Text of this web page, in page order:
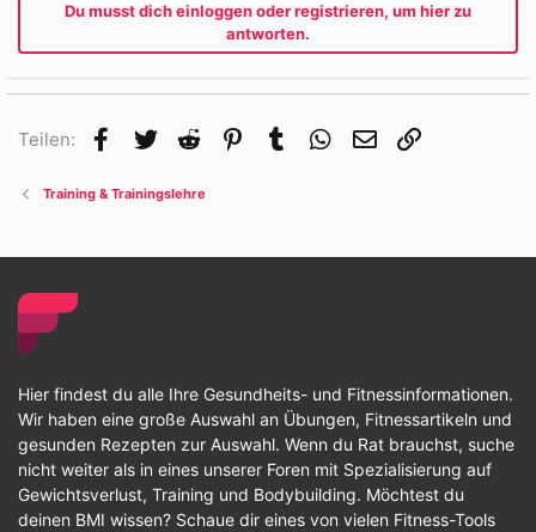
Du musst dich einloggen oder registrieren, um hier zu
antworten.
Teilen: Facebook
Twitter Reddit Pinterest
Tumblr WhatsApp
E-Mail
Training & Trainingslehre
Hier findest du alle Ihre Gesundheits- und Fitnessinformationen.
Wir haben eine große Auswahl an Übungen, Fitnessartikeln und
gesunden Rezepten zur Auswahl. Wenn du Rat brauchst, suche
nicht weiter als in eines unserer Foren mit Spezialisierung auf
Gewichtsverlust, Training und Bodybuilding. Möchtest du
deinen BMI wissen? Schaue dir eines von vielen Fitness-Tools